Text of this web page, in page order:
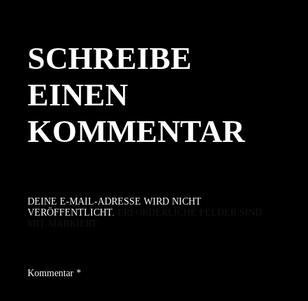
SCHREIBE
EINEN
KOMMENTAR
DEINE E-MAIL-ADRESSE WIRD NICHT
VERÖFFENTLICHT.
Kommentar *